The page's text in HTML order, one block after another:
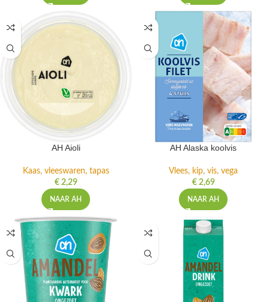
AH Aioli
Kaas, vleeswaren, tapas
€2,29
NAAR AH
AH Alaska koolvis
Vlees, kip, vis, vega
€2,69
NAAR AH